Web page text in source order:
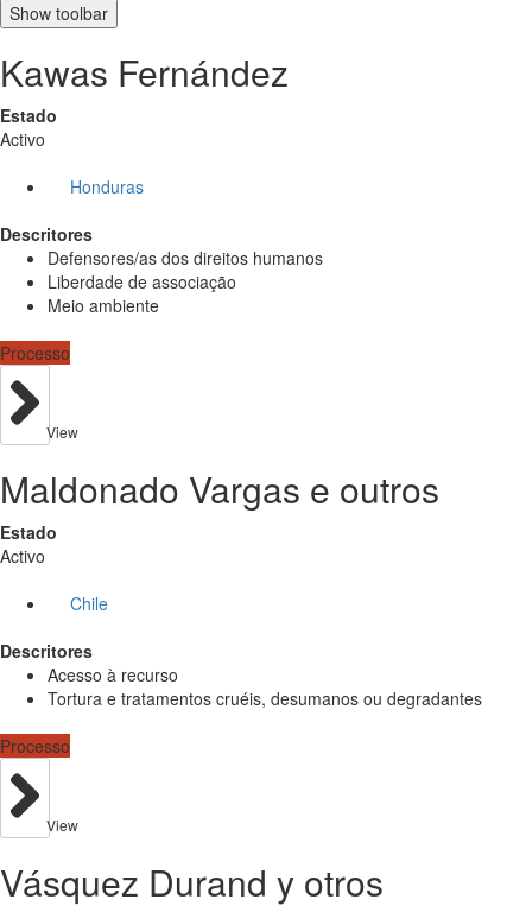
Show toolbar
Kawas Fernández
Estado
Activo
Honduras
Descritores
Defensores/as dos direitos humanos
Liberdade de associação
Meio ambiente
Processo
View
Maldonado Vargas e outros
Estado
Activo
Chile
Descritores
Acesso à recurso
Tortura e tratamentos cruéis, desumanos ou degradantes
Processo
View
Vásquez Durand y otros